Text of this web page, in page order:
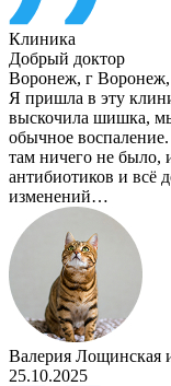
Клиника
Добрый доктор
Воронеж, г
Я пришла в эту
выскочила шишка,
обычное
там ничего не было,
антибиотиков и всё
изменений…
Валерия Лощинская
25.10.2025